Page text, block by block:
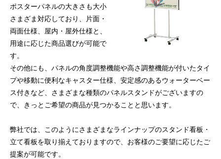
ポスターパネルの大きさも大小
さまざま対応しており、片面・
両面仕様、屋内・屋外仕様と、
用途に応じた商品選びが可能で
す。
その他にも、パネルの角度調整機能や高さ調整機能が付いたタイ
プや移動に便利なキャスター仕様、安定感のあるウォーターベー
ス付きなど、さまざまな種類のパネルスタンドがございますの
で、きっとご希望の商品が見つかることと思います。
弊社では、このようにさまざまなラインナップのスタンド看板・
立て看板を取り揃えておりますので、お客様のご要望に応じたご
提案が可能です。